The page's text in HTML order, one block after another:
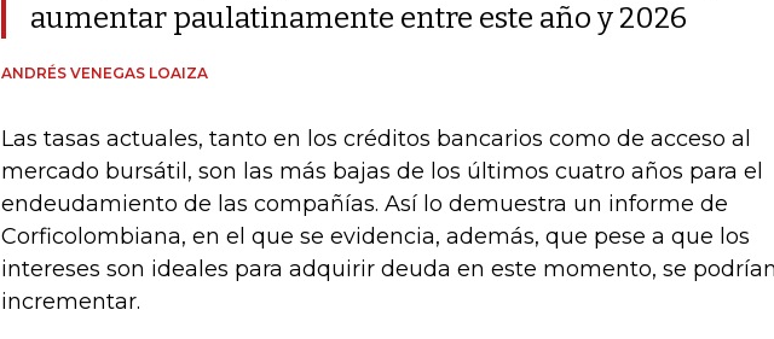
aumentar paulatinamente entre este año y 2026
ANDRÉS VENEGAS LOAIZA
Las tasas actuales, tanto en los créditos bancarios como de acceso al
mercado bursátil, son las más bajas de los últimos cuatro años para el
endeudamiento de las compañías. Así lo demuestra un informe de
Corficolombiana, en el que se evidencia, además, que pese a que los
intereses son ideales para adquirir deuda en este momento, se podrían
incrementar.